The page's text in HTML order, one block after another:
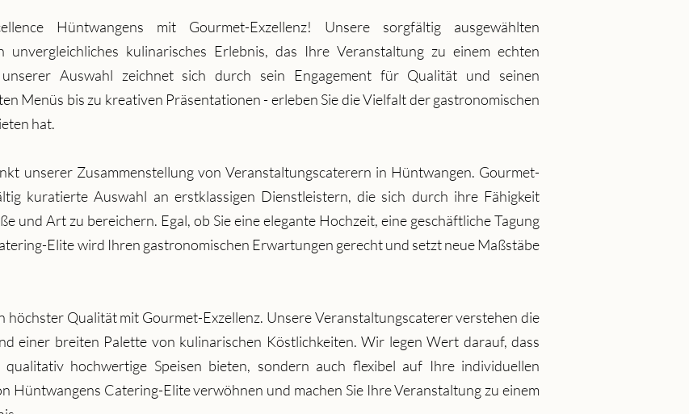
Hüntwangens mit Gourmet-Exzellenz! Unsere sorgfältig ausgewählten
unvergleichliches kulinarisches Erlebnis, das Ihre Veranstaltung zu einem echten
Auswahl zeichnet sich durch sein Engagement für Qualität und seinen
Menüs bis zu kreativen Präsentationen - erleben Sie die Vielfalt der gastronomischen
hat.
unserer Zusammenstellung von Veranstaltungscaterern in Hüntwangen. Gourmet-
kuratierte Auswahl an erstklassigen Dienstleistern, die sich durch ihre Fähigkeit
und Art zu bereichern. Egal, ob Sie eine elegante Hochzeit, eine geschäftliche Tagung
Elite wird Ihren gastronomischen Erwartungen gerecht und setzt neue Maßstäbe
höchster Qualität mit Gourmet-Exzellenz. Unsere Veranstaltungscaterer verstehen die
einer breiten Palette von kulinarischen Köstlichkeiten. Wir legen Wert darauf, dass
hochwertige Speisen bieten, sondern auch flexibel auf Ihre individuellen
Hüntwangens Catering-Elite verwöhnen und machen Sie Ihre Veranstaltung zu einem